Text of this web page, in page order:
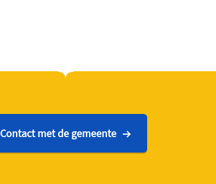
Contact met de gemeente